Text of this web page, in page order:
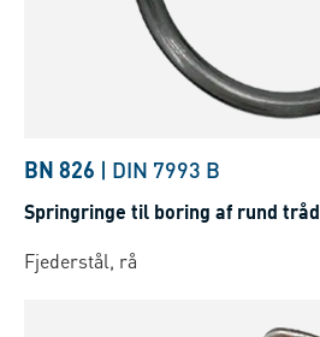
BN 826 | DIN 7993 B
Springringe til boring af rund tråd
Fjederstål, rå